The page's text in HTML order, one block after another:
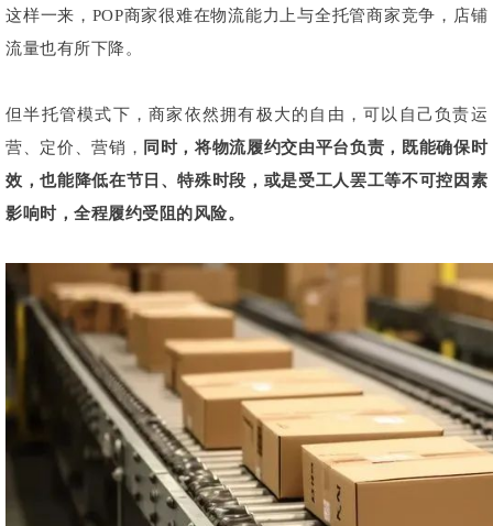
这样一来，POP商家很难在物流能力上与全托管商家竞争，店铺
流量也有所下降。
但半托管模式下，商家依然拥有极大的自由，可以自己负责运
营、定价、营销， 同时，将物流履约交由平台负责，既能确保时
效，也能降低在节日、特殊时段，或是受工人罢工等不可控因素
影响时，全程履约受阻的风险。